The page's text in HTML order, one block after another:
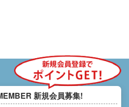
新規会員募集!